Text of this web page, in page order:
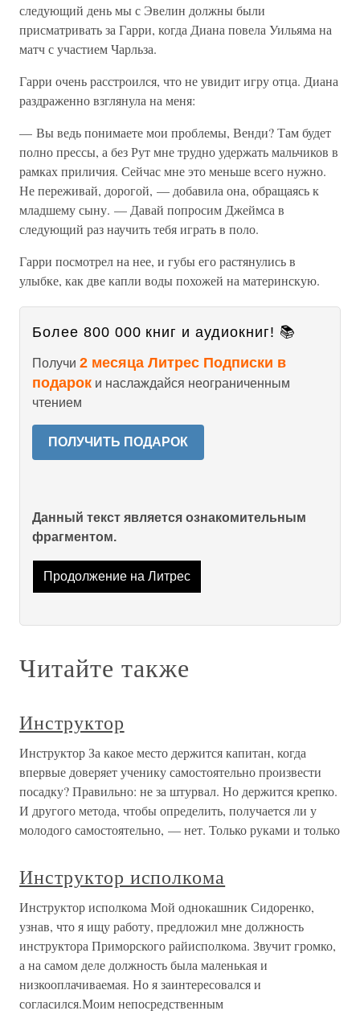
следующий день мы с Эвелин должны были
присматривать за Гарри, когда Диана повела Уильяма на
матч с участием Чарльза.
Гарри очень расстроился, что не увидит игру отца. Диана
раздраженно взглянула на меня:
— Вы ведь понимаете мои проблемы, Венди? Там будет
полно прессы, а без Рут мне трудно удержать мальчиков в
рамках приличия. Сейчас мне это меньше всего нужно.
Не переживай, дорогой, — добавила она, обращаясь к
младшему сыну. — Давай попросим Джеймса в
следующий раз научить тебя играть в поло.
Гарри посмотрел на нее, и губы его растянулись в
улыбке, как две капли воды похожей на материнскую.
Более 800 000 книг и аудиокниг! 📚
Получи 2 месяца Литрес Подписки в
подарок и наслаждайся неограниченным
чтением
ПОЛУЧИТЬ ПОДАРОК
Данный текст является ознакомительным
фрагментом.
Продолжение на Литрес
Читайте также
Инструктор
Инструктор За какое место держится капитан, когда
впервые доверяет ученику самостоятельно произвести
посадку? Правильно: не за штурвал. Но держится крепко.
И другого метода, чтобы определить, получается ли у
молодого самостоятельно, — нет. Только руками и только
Инструктор исполкома
Инструктор исполкома Мой однокашник Сидоренко,
узнав, что я ищу работу, предложил мне должность
инструктора Приморского райисполкома. Звучит громко,
а на самом деле должность была маленькая и
низкооплачиваемая. Но я заинтересовался и
согласился.Моим непосредственным